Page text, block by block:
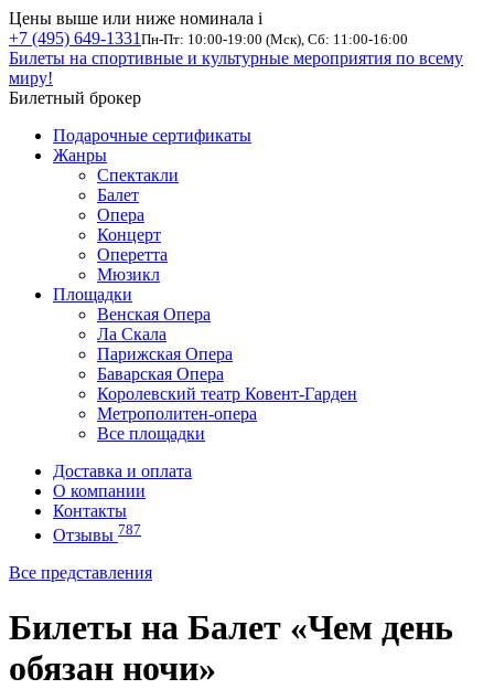
Цены выше или ниже номинала i
+7 (495) 649-1331 Пн-Пт: 10:00-19:00 (Мск), Сб: 11:00-16:00
Билеты на спортивные и культурные мероприятия по всему
миру!
Билетный брокер
Подарочные сертификаты
Жанры
Спектакли
Балет
Опера
Концерт
Оперетта
Мюзикл
Площадки
Венская Опера
Ла Скала
Парижская Опера
Баварская Опера
Королевский театр Ковент-Гарден
Метрополитен-опера
Все площадки
Доставка и оплата
О компании
Контакты
Отзывы 787
Все представления
Билеты на Балет «Чем день
обязан ночи»